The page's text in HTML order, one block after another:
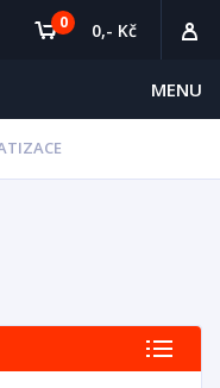
MENU
0 0,- Kč